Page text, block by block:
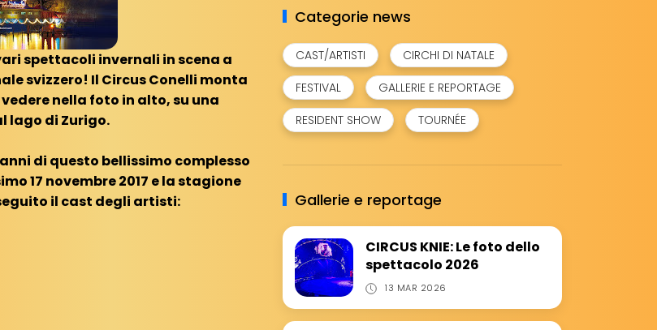
spettacoli invernali in scena a
svizzero! Il Circus Conelli monta
nella foto in alto, su una
lago di Zurigo.
di questo bellissimo complesso
17 novembre 2017 e la stagione
il cast degli artisti:
Categorie news
CAST/ARTISTI
CIRCHI DI NATALE
FESTIVAL
GALLERIE E REPORTAGE
RESIDENT SHOW
TOURNÉE
Gallerie e reportage
CIRCUS KNIE: Le foto dello
spettacolo 2026
13 MAR 2026